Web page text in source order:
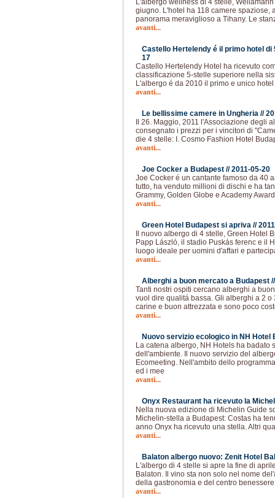
L'albergo wellness di 4 stelle,
giugno. L'hotel ha 118 camere spaziose,
panorama meraviglioso a Tihany. Le
avanti...
Castello Hertelendy é il primo hotel
17
Castello Hertelendy Hotel ha ricevuto
classificazione 5-stelle superiore nella
L'albergo é da 2010 il primo e unico
avanti...
Le bellissime camere in Ungheria //
Il 26. Maggio, 2011 l'Associazione degli
consegnato i prezzi per i vincitori di
die 4 stelle: I. Cosmo Fashion Hotel
avanti...
Joe Cocker a Budapest //2011-05-20
Joe Cocker é un cantante famoso da 40
tutto, ha venduto millioni di dischi e ha
Grammy, Golden Globe e Academy
avanti...
Green Hotel Budapest si apriva //
Il nuovo albergo di 4 stelle, Green Hotel
Papp László, il stadio Puskás ferenc e il
luogo ideale per uomini d'affari e
avanti...
Alberghi a buon mercato a Budapest
Tanti nostri ospiti cercano alberghi a
vuol dire qualitá bassa. Gli alberghi a 2 o
carine e buon attrezzata e sono poco
avanti...
Nuovo servizio ecologico in NH Hotel
La catena albergo, NH Hotels ha badato
dell'ambiente. Il nuovo servizio del
Ecomeeting. Nell'ambito dello
ed i mee
avanti...
Onyx Restaurant ha ricevuto la
Nella nuova edizione di Michelin Guide
Michelin-stella a Budapest: Costas ha
anno Onyx ha ricevuto una stella. Altri
avanti...
Balaton albergo nuovo: Zenit Hotel
L'albergo di 4 stelle si apre la fine di
Balaton. Il vino sta non solo nel nome
della gastronomia e del centro
avanti...